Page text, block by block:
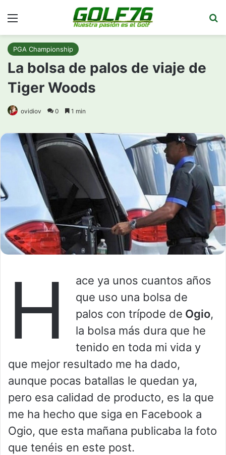
PGA Championship
La bolsa de palos de viaje de
Tiger Woods
ovidiov 0 1 min
H
ace ya unos cuantos años
que uso una bolsa de
palos con trípode de Ogio,
la bolsa más dura que he
tenido en toda mi vida y
que mejor resultado me ha dado,
aunque pocas batallas le quedan ya,
pero esa calidad de producto, es la que
me ha hecho que siga en Facebook a
Ogio, que esta mañana publicaba la foto
que tenéis en este post.